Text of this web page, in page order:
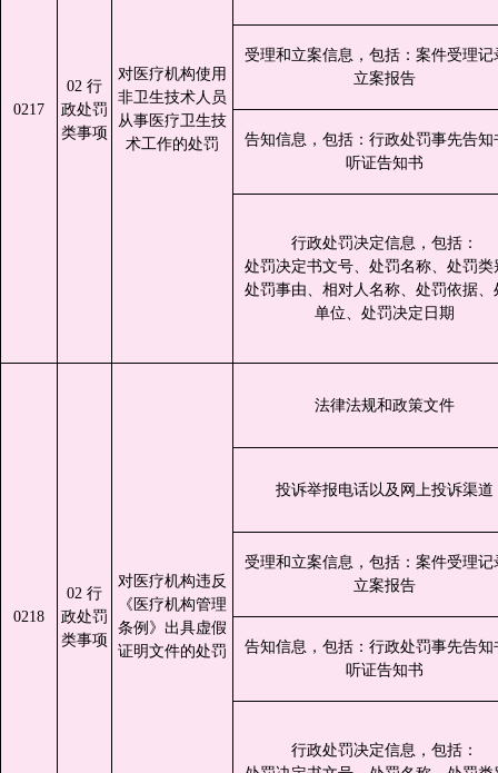
0217
02 行
政处罚
类事项
对医疗机构使用
非卫生技术人员
从事医疗卫生技
术工作的处罚
受理和立案信息，包括：案件受理记
立案报告
告知信息，包括：行政处罚事先告知
听证告知书
行政处罚决定信息，包括：
处罚决定书文号、处罚名称、处罚类
处罚事由、相对人名称、处罚依据、
单位、处罚决定日期
0218
02 行
政处罚
类事项
对医疗机构违反
《医疗机构管理
条例》出具虚假
证明文件的处罚
法律法规和政策文件
投诉举报电话以及网上投诉渠道
受理和立案信息，包括：案件受理记
立案报告
告知信息，包括：行政处罚事先告知
听证告知书
行政处罚决定信息，包括：